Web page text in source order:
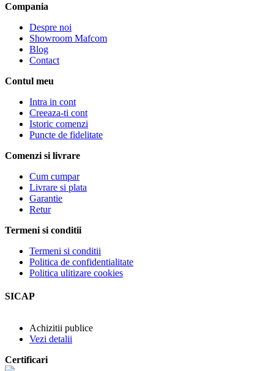
Compania
Despre noi
Showroom Mafcom
Blog
Contact
Contul meu
Intra in cont
Creeaza-ti cont
Istoric comenzi
Puncte de fidelitate
Comenzi si livrare
Cum cumpar
Livrare si plata
Garantie
Retur
Termeni si conditii
Termeni si conditii
Politica de confidentialitate
Politica ulitizare cookies
SICAP
Achizitii publice
Vezi detalii
Certificari